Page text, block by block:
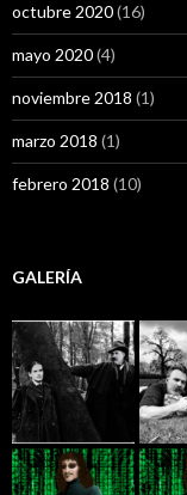
octubre 2020(16)
mayo 2020(4)
noviembre 2018 (1)
marzo 2018 (1)
febrero 2018 (10)
GALERÍA